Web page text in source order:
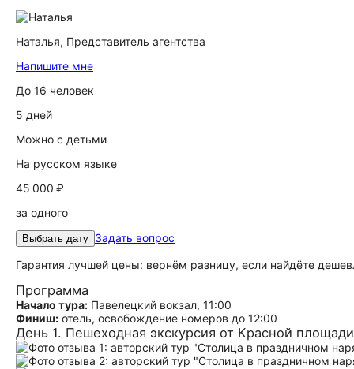
Наталья, Представитель агентства
Напишите мне
До 16 человек
5 дней
Можно с детьми
На русском языке
45 000 ₽
за одного
Выбрать дату Задать вопрос
Гарантия лучшей цены: вернём разницу, если найдёте
Программа
Начало тура: Павелецкий вокзал, 11:00
Финиш: отель, освобождение номеров до 12:00
День 1. Пешеходная экскурсия от Красной